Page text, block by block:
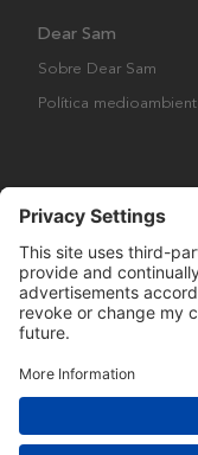
Dear Sam
Sobre Dear Sam
Política
Derechos de autor ©